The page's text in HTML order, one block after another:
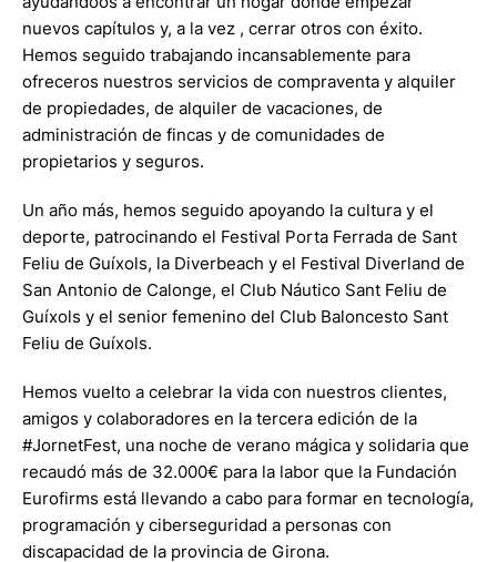
nuevos capítulos y, a la vez , cerrar otros con éxito.
Hemos seguido trabajando incansablemente para
ofreceros nuestros servicios de compraventa y alquiler
de propiedades, de alquiler de vacaciones, de
administración de fincas y de comunidades de
propietarios y seguros.
Un año más, hemos seguido apoyando la cultura y el
deporte, patrocinando el Festival Porta Ferrada de Sant
Feliu de Guíxols, la Diverbeach y el Festival Diverland de
San Antonio de Calonge, el Club Náutico Sant Feliu de
Guíxols y el senior femenino del Club Baloncesto Sant
Feliu de Guíxols.
Hemos vuelto a celebrar la vida con nuestros clientes,
amigos y colaboradores en la tercera edición de la
#JornetFest, una noche de verano mágica y solidaria que
recaudó más de 32.000€ para la labor que la Fundación
Eurofirms está llevando a cabo para formar en tecnología,
programación y ciberseguridad a personas con
discapacidad de la provincia de Girona.